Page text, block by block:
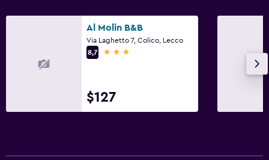
Al Molin B&B
Via Laghetto 7, Colico, Lecco
8,7
3 estrellas
$127